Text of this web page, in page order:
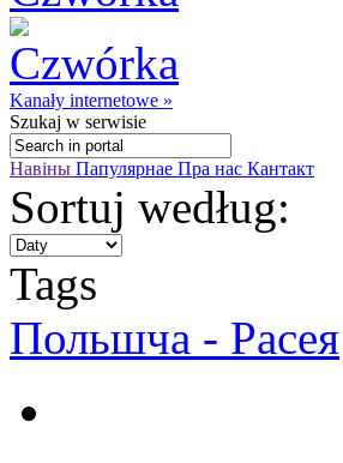
Kanały internetowe »
Szukaj w serwisie
Навіны Папулярнае Пра нас Кантакт
Sortuj według:
Tags
Польшча - Расея